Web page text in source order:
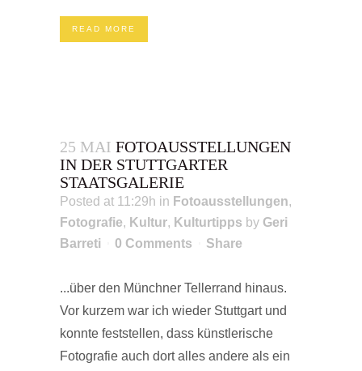
READ MORE
25 MAI FOTOAUSSTELLUNGEN
IN DER STUTTGARTER
STAATSGALERIE
Posted at 11:29h in Fotoausstellungen,
Fotografie, Kultur, Kulturtipps by Geri
Barreti
0 Comments Share
...über den Münchner Tellerrand hinaus.
Vor kurzem war ich wieder Stuttgart und
konnte feststellen, dass künstlerische
Fotografie auch dort alles andere als ein